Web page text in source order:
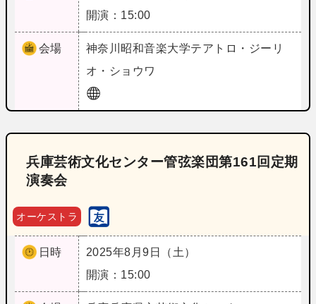
開演：15:00
会場 神奈川 昭和音楽大学テアトロ・ジーリ
オ・ショウワ
兵庫芸術文化センター管弦楽団第161回定期
演奏会
オーケストラ
日時
2025年8月9日（土）
開演：15:00